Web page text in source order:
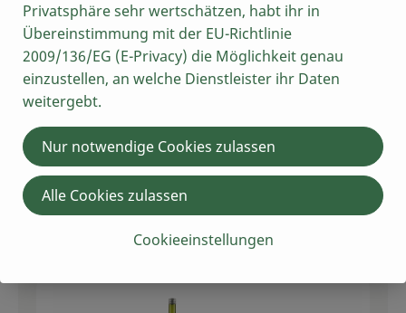
Gesamtpreis:
1 Zehe(n)
h
Auswahl ändern
21,99 € /
Stück
Artikelanzahl
Gesamtpreis:ca. 1,32 €
Privatsphäre sehr wertschätzen, habt ihr in
Übereinstimmung mit der EU-Richtlinie
2009/136/EG (E-Privacy) die Möglichkeit genau
einzustellen, an welche Dienstleister ihr Daten
weitergebt.
Cookieeinstellungen
Nur notwendige Cookies zulassen
Alle Cookies zulassen